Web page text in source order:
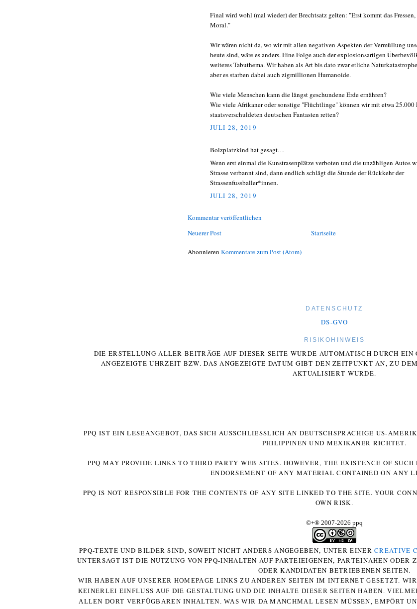
Final wird wohl (mal wieder) der Brechtsatz gelten: "Erst kommt das
Moral."
Wir wären nicht da, wo wir mit allen negativen Aspekten der Vermüllung
heute sind, wäre es anders. Eine Folge auch der explosionsartigen
weiteres Tabuthema. Wir haben als Art bis dato zwar etliche
aber es starben dabei auch zigmillionen Humanoide.
Wie viele Menschen kann die längst geschundene Erde ernähren?
Wie viele Afrikaner oder sonstige "Flüchtlinge" können wir mit etwa 25.000
staatsverschuldeten deutschen Fantasten retten?
JULI 28, 2019
Bolzplatzkind hat gesagt…
Wenn erst einmal die Kunstrasenplätze verboten und die unzähligen Autos
Strasse verbannt sind, dann endlich schlägt die Stunde der Rückkehr der
Strassenfussballer*innen.
JULI 28, 2019
Kommentar veröffentlichen
Neuerer Post
Startseite
Abonnieren Kommentare zum Post (Atom)
DATENSCHUTZ
DS-GVO
RISIKOHINWEIS
DIE ERSTELLUNG ALLER BEITRÄGE AUF DIESER SEITE WURDE AUTOMATISCH DURCH
ANGEZEIGTE UHRZEIT BZW. DAS ANGEZEIGTE DATUM GIBT DEN ZEITPUNKT AN, ZU
AKTUALISIERT WURDE.
PPQ IST EIN LESEANGEBOT, DAS SICH AUSSCHLIESSLICH AN DEUTSCHSPRACHIGE US-
HILIPPINEN UND MEXIKANER RICHTET.
PPQ MAY PROVIDE LINKS TO THIRD PARTY WEB SITES. HOWEVER, THE EXISTENCE OF
ENDORSEMENT OF ANY MATERIAL CONTAINED ON ANY
PPQ IS NOT RESPONSIBLE FOR THE CONTENTS OF ANY SITE LINKED TO THE SITE. YOUR
OWN RISK.
©+® 2007-2026 ppq
PPQ-TEXTE UND BILDER SIND, SOWEIT NICHT ANDERS ANGEGEBEN, UNTER EINERCREATIVE
UNTERSAGT IST DIE NUTZUNG VON PPQ-INHALTEN AUF PARTEIEIGENEN, PARTEINAHEN ODER
ODER KANDIDATEN BETRIEBENEN SEITEN.
WIR HABEN AUF UNSERER HOMEPAGE LINKS ZU ANDEREN SEITEN IM INTERNET GESETZT.
KEINERLEI EINFLUSS AUF DIE GESTALTUNG UND DIE INHALTE DIESER SEITEN HABEN.
ALLEN DORT VERFÜGBAREN INHALTEN. WAS WIR DA MANCHMAL LESEN MÜSSEN, EMPÖRT